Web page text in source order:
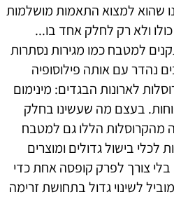
שהוא למצוא התאמות מושלמות
כולו ולא רק לחלק אחד בו...
למטבח כמו מגירות נסתרות
נהדר עם אותה פילוסופיה
לארונות הבגדים: מינימום
בעצם מה שעשינו בחלק
הללו גם למטבח
לכלי בישול גדולים ומוצרים
צורך לפרק קופסה אחת כדי
לשינוי גדול בתחושת זרימה